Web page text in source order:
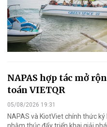
NAPAS hợp tác mở
toán VIETQR
05/08/2026 19:31
NAPAS và KiotViet chính thức